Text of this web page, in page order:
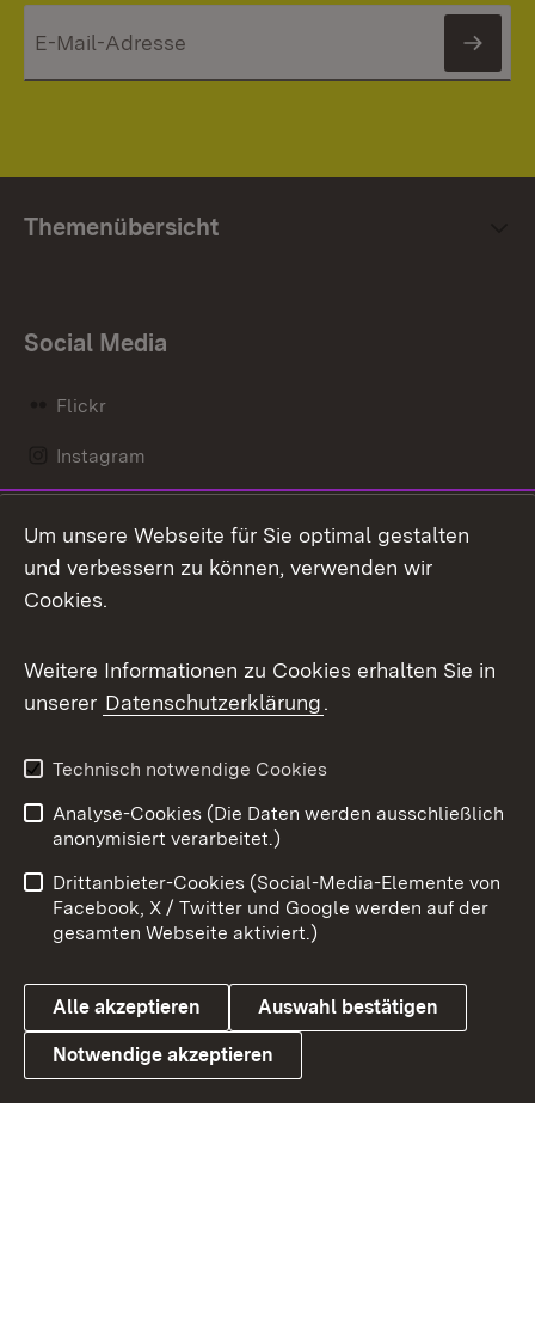
Themenübersicht
Social Media
Flickr
Instagram
Mastodon
Messenger
Social Wall
X / Twitter
Youtube
Link zum Landesportal
Benutzungshinweise
Barrierefreiheit
Datenschutz
Cookies
Um unsere Webseite für Sie optimal gestalten
und verbessern zu können, verwenden wir
Cookies.
Weitere Informationen zu Cookies erhalten Sie in
unserer Datenschutzerklärung.
Technisch notwendige Cookies
Analyse-Cookies (Die Daten werden ausschließlich
anonymisiert verarbeitet.)
Drittanbieter-Cookies (Social-Media-Elemente von
Facebook, X / Twitter und Google werden auf der
gesamten Webseite aktiviert.)
Alle akzeptieren Auswahl bestätigen
Notwendige akzeptieren